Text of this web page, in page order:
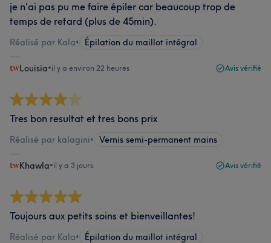
je n'ai pas pu me faire épiler car beaucoup trop de
temps de retard (plus de 45min).
Réalisé par Kala• Épilation du maillot intégral
Louisia•il y a environ 22 heures Avis vérifié
Tres bon resultat et tres bons prix
Réalisé par kalagini• Vernis semi-permanent mains
Khawla•il y a 3 jours Avis vérifié
Toujours aux petits soins et bienveillantes!
Réalisé par Kala• Épilation du maillot intégral